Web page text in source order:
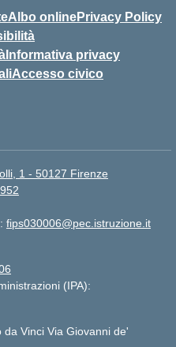
Albo onlinePrivacy Policy
Informativa privacy
Accesso civico
1 - 50127 Firenze
fips030006@pec.istruzione.it
(IPA):
Vinci Via Giovanni de'